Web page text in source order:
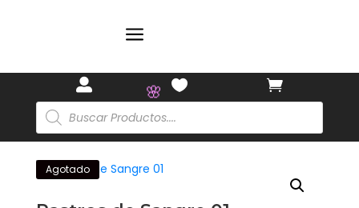
a
 

Búsqueda
de
productos
Agotado